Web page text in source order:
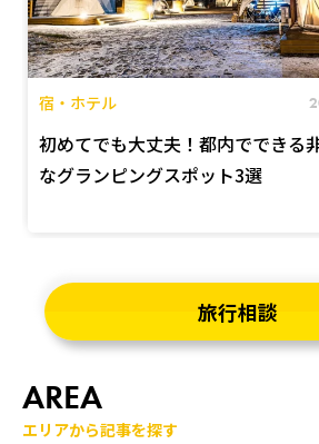
宿・ホテル
初めてでも大丈夫！都内でできる
なグランピングスポット3選
旅行相談
AREA
エリアから記事を探す